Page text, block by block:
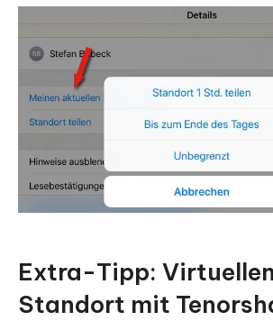
Extra-Tipp: Virtuellen
Standort mit